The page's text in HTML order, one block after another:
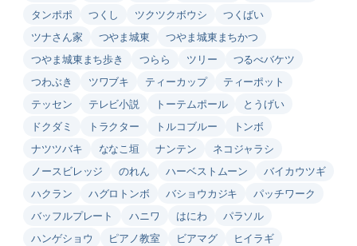
タンポポ
つくし ツクツクボウシ
つくばい
ツナさん家
つやま城東
つやま城東まちかつ
つやま城東まち歩き
つらら ツリー
つるべバケツ
つわぶき
ツワブキ ティーカップ
ティーポット
テッセン
テレビ小説 トーテムポール
とうげい
ドクダミ
トラクター トルコブルー
トンボ
ナツツバキ
ななこ垣 ナンテン
ネコジャラシ
ノースビレッジ
のれん ハーベストムーン
バイカウツギ
ハクラン
ハグロトンボ バショウカジキ
パッチワーク
バッフルプレート
ハニワ はにわ
パラソル
ハンゲショウ
ピアノ教室 ビアマグ
ヒイラギ